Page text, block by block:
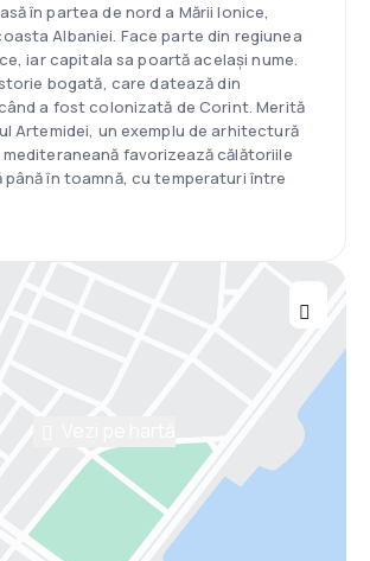
în partea de nord a Mării Ionice,
Albaniei. Face parte din regiunea
iar capitala sa poartă același nume.
bogată, care datează din
a fost colonizată de Corint. Merită
Artemidei, un exemplu de arhitectură
mediteraneană favorizează călătoriile
până în toamnă, cu temperaturi între